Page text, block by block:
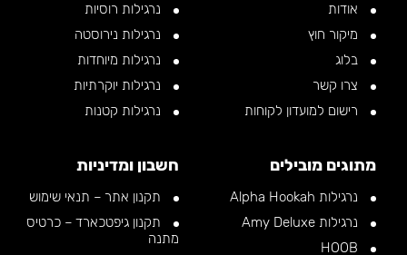
אודות
מיקור חוץ
בלוג
צרו קשר
רישום למועדון לקוחות
נרגילות רוסיות
נרגילות נירוסטה
נרגילות מיוחדות
נרגילות יוקרתיות
נרגילות קטנות
מתוגים מובילים
נרגילות Alpha Hookah
נרגילות Amy Deluxe
חשבון ומדיניות
תקנון אתר – תנאי שימוש
תקנון גיפטכארד – כרטיס
מתנה